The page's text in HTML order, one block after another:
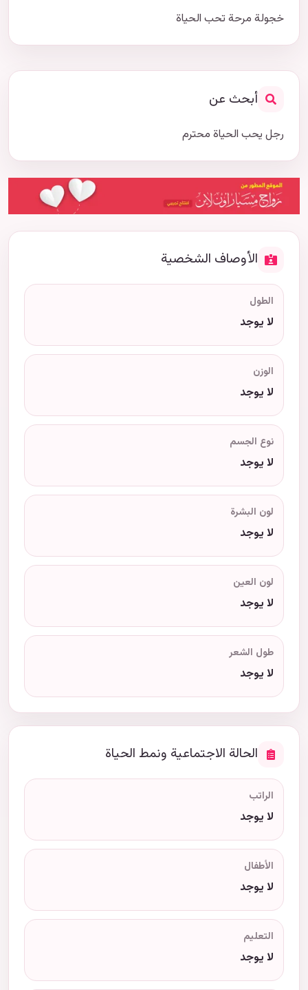
خجولة مرحة تحب الحياة
أبحث عن
رجل يحب الحياة محترم
الأوصاف الشخصية
الطول
لا يوجد
الوزن
لا يوجد
نوع الجسم
لا يوجد
لون البشرة
لا يوجد
لون العين
لا يوجد
طول الشعر
لا يوجد
الحالة الاجتماعية ونمط الحياة
الراتب
لا يوجد
الأطفال
لا يوجد
التعليم
لا يوجد